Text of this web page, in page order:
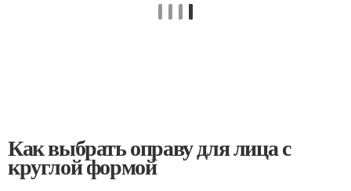
Как выбрать оправу для лица с
круглой формой